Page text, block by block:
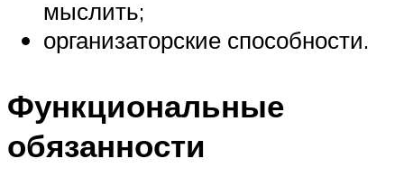
мыслить;
организаторские способности.
Функциональные
обязанности